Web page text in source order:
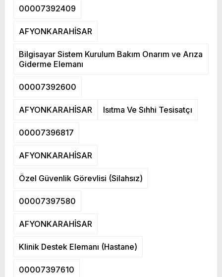
00007392409
AFYONKARAHİSAR
Bilgisayar Sistem Kurulum Bakım Onarım ve Arıza
Giderme Elemanı
00007392600
AFYONKARAHİSAR Isıtma Ve Sıhhi Tesisatçı
00007396817
AFYONKARAHİSAR
Özel Güvenlik Görevlisi (Silahsız)
00007397580
AFYONKARAHİSAR
Klinik Destek Elemanı (Hastane)
00007397610